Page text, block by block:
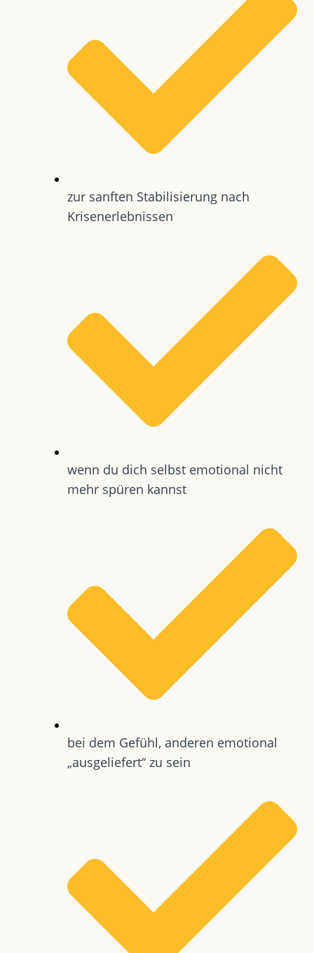
zur sanften Stabilisierung nach
Krisenerlebnissen
wenn du dich selbst emotional nicht
mehr spüren kannst
bei dem Gefühl, anderen emotional
„ausgeliefert“ zu sein